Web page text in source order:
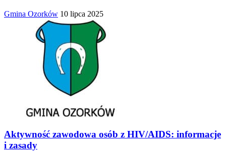
Gmina Ozorków 10 lipca 2025
Aktywność zawodowa osób z HIV/AIDS: informacje
i zasady